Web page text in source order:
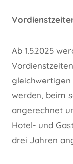
Ab 1.5.2025
gleichwertigen
werden, beim
angerechnet
Hotel- und
drei Jahren